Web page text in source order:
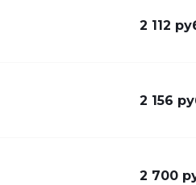
2 112
2 156
2 700